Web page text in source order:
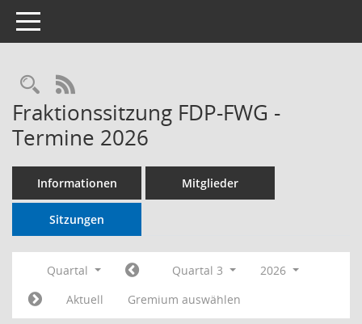
Toggle navigation
RSS-Feed
Fraktionssitzung FDP-FWG -
Termine 2026
Informationen Mitglieder
Sitzungen
Quartal Quartal 3
2026
Aktuell
Gremium auswählen